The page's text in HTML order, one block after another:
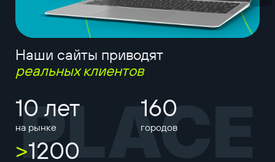
Наши сайты приводят
реальных клиентов
10 лет
на рынке
160
городов
>1200
PLACE